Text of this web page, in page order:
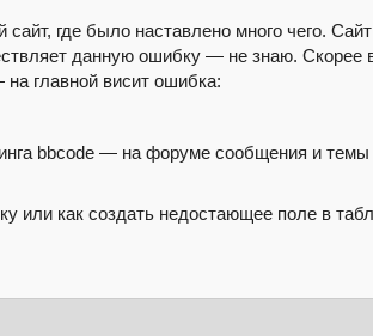
где было наставлено много чего. Сайт
данную ошибку — не знаю. Скорее
главной висит ошибка:
bbcode — на форуме сообщения и темы
или как создать недостающее поле в